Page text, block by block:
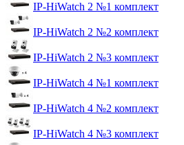
IP-HiWatch 2 №1 комплект
IP-HiWatch 2 №2 комплект
IP-HiWatch 2 №3 комплект
IP-HiWatch 4 №1 комплект
IP-HiWatch 4 №2 комплект
IP-HiWatch 4 №3 комплект